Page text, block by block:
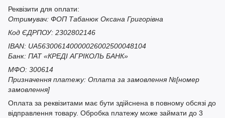
Реквізити для оплати:
Отримувач: ФОП Табанюк Оксана Григорівна
Код ЄДРПОУ: 2302802146
IBAN: UA563006140000026002500048104
Банк: ПАТ «КРЕДІ АГРІКОЛЬ БАНК»
МФО: 300614
Призначення платежу: Оплата за замовлення №[номер
замовлення]
Оплата за реквізитами має бути здійснена в повному обсязі до
відправлення товару. Обробка платежу може займати до 3